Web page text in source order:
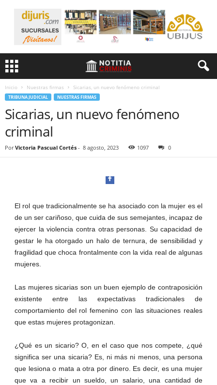
Inicio Nuestras firmas Sicarias, un nuevo fenómeno criminal
TRIBUNA JUDICIAL NUESTRAS FIRMAS
Sicarias, un nuevo fenómeno
criminal
Por Victoria Pascual Cortés - 8 agosto, 2023 1097 0
Facebook
Twitter
Whatsapp
El rol que tradicionalmente se ha asociado con la mujer es el
de un ser cariñoso, que cuida de sus semejantes, incapaz de
ejercer la violencia contra otras personas. Su capacidad de
gestar le ha otorgado un halo de ternura, de sensibilidad y
fragilidad que choca frontalmente con la vida real de algunas
mujeres.
Las mujeres sicarias son un buen ejemplo de contraposición
existente entre las expectativas tradicionales de
comportamiento del rol femenino con las situaciones reales
que estas mujeres protagonizan.
¿Qué es un sicario? O, en el caso que nos compete, ¿qué
significa ser una sicaria? Es, ni más ni menos, una persona
que lesiona o mata a otra por dinero. Es decir, es una mujer
que va a recibir un sueldo, un salario, una cantidad de